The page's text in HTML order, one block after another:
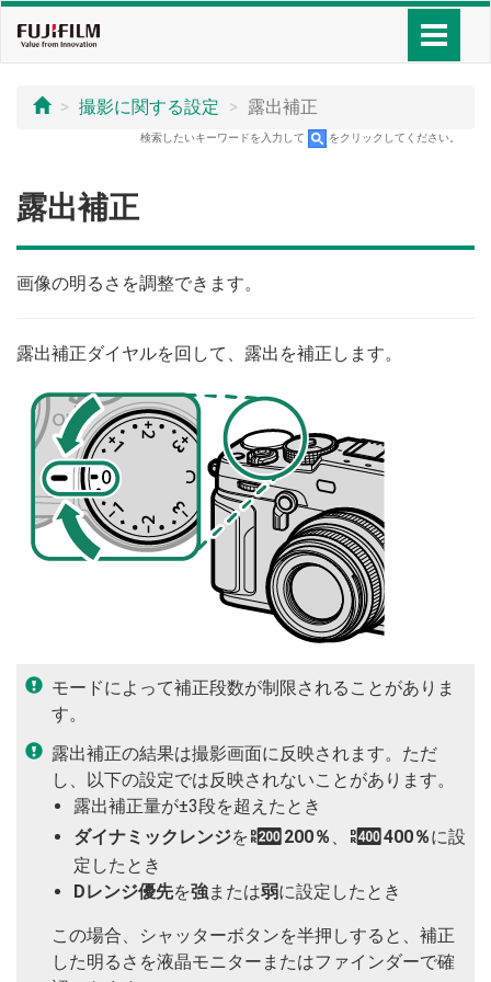
撮影に関する設定 露出補正
検索したいキーワードを入力して をクリックしてください。
露出補正
画像の明るさを調整できます。
露出補正ダイヤルを回して、露出を補正します。
モードによって補正段数が制限されることがありま
す。
露出補正の結果は撮影画面に反映されます。ただ
し、以下の設定では反映されないことがあります。
露出補正量が±3段を超えたとき
ダイナミックレンジをW 200％ 、 X400％に設
定したとき
Dレンジ優先を強または弱に設定したとき
この場合、シャッターボタンを半押しすると、補正
した明るさを液晶モニターまたはファインダーで確